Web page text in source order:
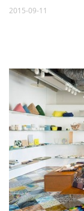
2015-09-11